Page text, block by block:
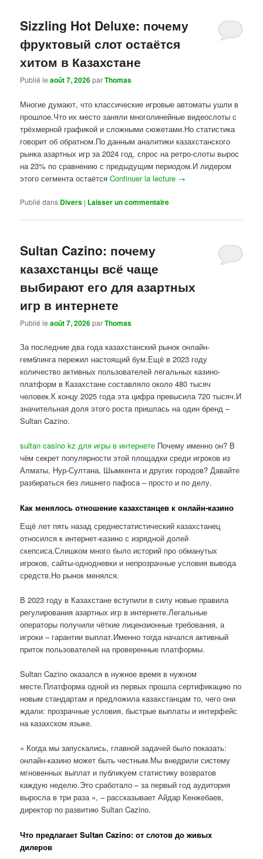
Sizzling Hot Deluxe: почему
фруктовый слот остаётся
хитом в Казахстане
Publié leaoût 7, 2026parThomas
Многие думают, что классические игровые автоматы ушли в
прошлое.Что их место заняли многолинейные видеослоты с
трёхмерной графикой и сложными сюжетами.Но статистика
говорит об обратном.По данным аналитики казахстанского
рынка азартных игр за 2024 год, спрос на ретро-слоты вырос
на 23% по сравнению с предыдущим периодом.И лидером
этого сегмента остаётсяContinuer la lecture →
Publié dans Divers | Laisser un commentaire
Sultan Cazino: почему
казахстанцы всё чаще
выбирают его для азартных
игр в интернете
Publié leaoût 7, 2026parThomas
За последние два года казахстанский рынок онлайн-
гемблинга пережил настоящий бум.Ещё в 2023 году
количество активных пользователей легальных казино-
платформ в Казахстане составляло около 480 тысяч
человек.К концу 2025 года эта цифра превысила 720 тысяч.И
значительная доля этого роста пришлась на один бренд –
Sultan Cazino.
sultan casino kz для игры в интернете Почему именно он? В
чём секрет популярности этой площадки среди игроков из
Алматы, Нур-Султана, Шымкента и других городов? Давайте
разбираться без лишнего пафоса – просто и по делу.
Как менялось отношение казахстанцев к онлайн-казино
Ещё лет пять назад среднестатистический казахстанец
относился к интернет-казино с изрядной долей
скепсиса.Слишком много было историй про обманутых
игроков, сайты-однодневки и непрозрачные условия вывода
средств.Но рынок менялся.
В 2023 году в Казахстане вступили в силу новые правила
регулирования азартных игр в интернете.Легальные
операторы получили чёткие лицензионные требования, а
игроки – гарантии выплат.Именно тогда начался активный
приток пользователей на проверенные платформы.
Sultan Cazino оказался в нужное время в нужном
месте.Платформа одной из первых прошла сертификацию по
новым стандартам и предложила казахстанцам то, чего они
ждали: прозрачные условия, быстрые выплаты и интерфейс
на казахском языке.
« Когда мы запускались, главной задачей было показать:
онлайн-казино может быть честным.Мы внедрили систему
мгновенных выплат и публикуем статистику возвратов
каждую неделю.Это сработало – за первый год аудитория
выросла в три раза », – рассказывает Айдар Кенжебаев,
директор по развитию Sultan Cazino.
Что предлагает Sultan Cazino: от слотов до живых
дилеров